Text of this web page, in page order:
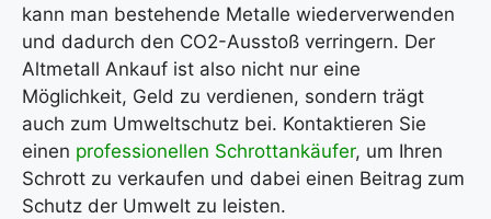
kann man bestehende Metalle wiederverwenden
und dadurch den CO2-Ausstoß verringern. Der
Altmetall Ankauf ist also nicht nur eine
Möglichkeit, Geld zu verdienen, sondern trägt
auch zum Umweltschutz bei. Kontaktieren Sie
einen professionellen Schrottankäufer, um Ihren
Schrott zu verkaufen und dabei einen Beitrag zum
Schutz der Umwelt zu leisten.